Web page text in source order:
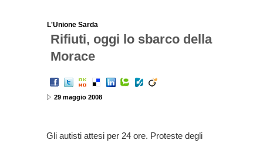
L'Unione Sarda
Rifiuti, oggi lo sbarco della
Morace
29 maggio 2008
Gli autisti attesi per 24 ore. Proteste degli